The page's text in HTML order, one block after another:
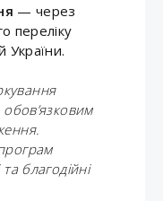
— через
переліку
України.
благодійні